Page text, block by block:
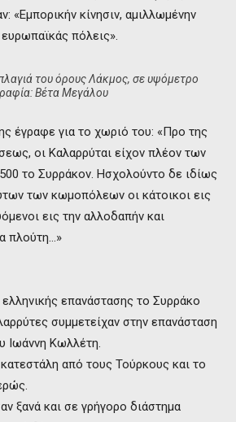
«Εμπορικήν κίνησιν, αμιλλωμένην
πόλεις».
του όρους Λάκμος, σε υψόμετρο
Βέτα Μεγάλου
έγραφε για το χωριό του: «Προ της
οι Καλαρρύται είχον πλέον των
το Συρράκον. Ησχολούντο δε ιδίως
των κωμοπόλεων οι κάτοικοι εις
εις την αλλοδαπήν και
πλούτη…»
επανάστασης το Συρράκο
συμμετείχαν στην επανάσταση
Ιωάννη Κωλλέτη.
από τους Τούρκους και το
ξανά και σε γρήγορο διάστημα